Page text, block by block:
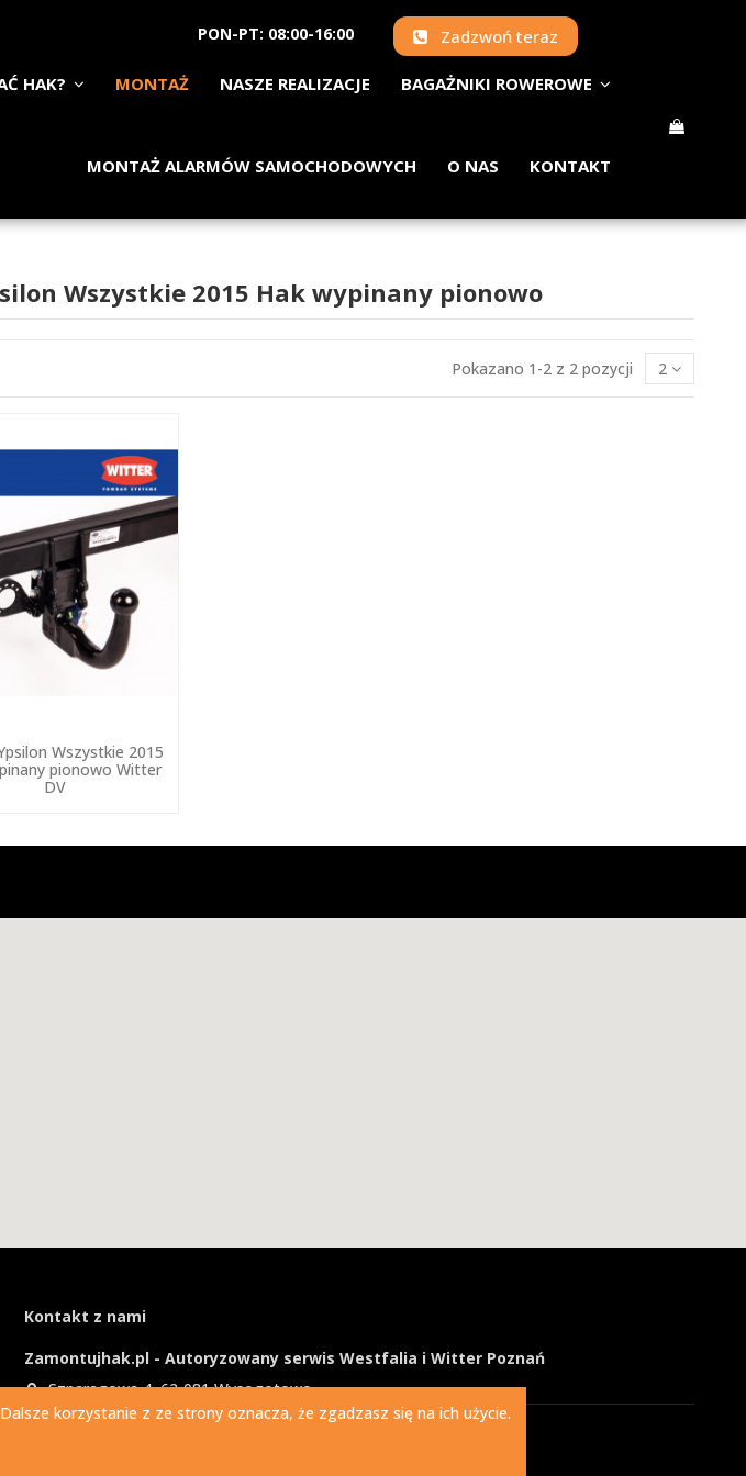
PON-PT: 08:00-16:00 Zadzwoń teraz
HAK? MONTAŻ NASZE REALIZACJE BAGAŻNIKI ROWEROWE
MONTAŻ ALARMÓW SAMOCHODOWYCH O NAS KONTAKT
Wszystkie 2015 Hak wypinany pionowo
Pokazano 1-2 z 2 pozycji 2
Wszystkie 2015
pionowo Witter
DV
Kontakt z nami
Zamontujhak.pl - Autoryzowany serwis Westfalia i Witter Poznań
Szparagowa 4, 62-081 Wysogotowo
730 037 037
korzystanie z ze strony oznacza, że zgadzasz się na ich użycie.